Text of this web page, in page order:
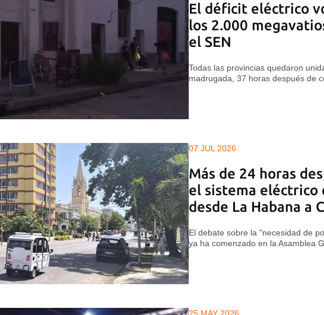
El déficit eléctrico
los 2.000
el SEN
Todas las provincias quedaron
madrugada, 37 horas después de
07 JUL 2026
Más de 24 horas
el sistema eléctrico
desde La Habana a
El debate sobre la "necesidad de
ya ha comenzado en la Asamblea
25 MAY 2026